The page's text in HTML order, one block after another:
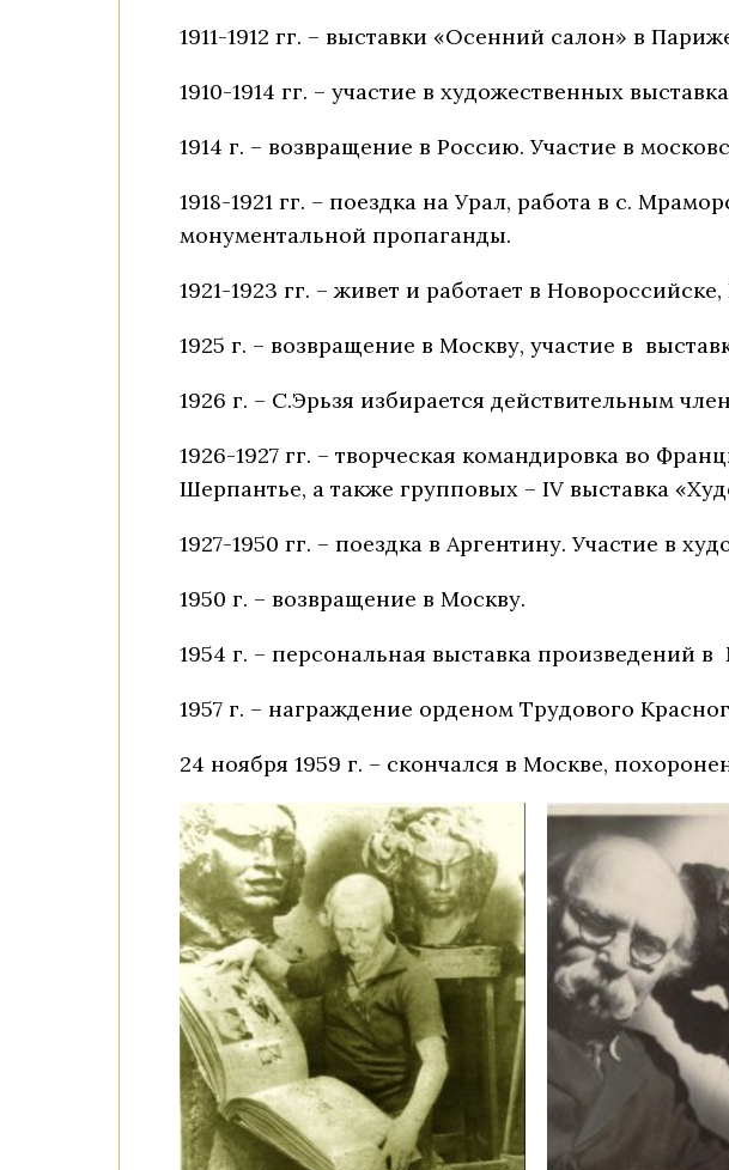
1911-1912 гг. – выставки «Осенний салон» в
1910-1914 гг. – участие в художественных
1914 г. – возвращение в Россию. Участие в
1918-1921 гг. – поездка на Урал, работа в с.
монументальной пропаганды.
1921-1923 гг. – живет и работает в
1925 г. – возвращение в Москву, участие в
1926 г. – С.Эрьзя избирается действительным
1926-1927 гг. – творческая командировка во
Шерпантье, а также групповых – IV выставка
1927-1950 гг. – поездка в Аргентину. Участие в
1950 г. – возвращение в Москву.
1954 г. – персональная выставка произведений в
1957 г. – награждение орденом Трудового
24 ноября 1959 г. – скончался в Москве,